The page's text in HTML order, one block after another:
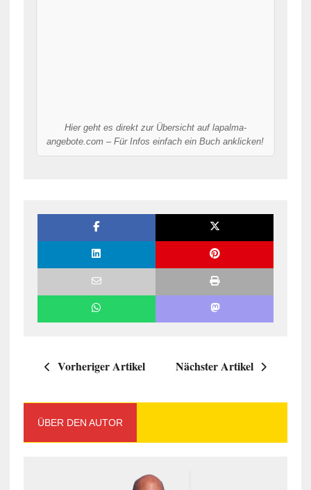
Hier geht es direkt zur Übersicht auf lapalma-
angebote.com – Für Infos einfach ein Buch anklicken!
Vorheriger Artikel Nächster Artikel
ÜBER DEN AUTOR